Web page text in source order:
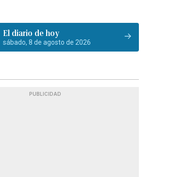
El diario de hoy
sábado, 8 de agosto de 2026
PUBLICIDAD